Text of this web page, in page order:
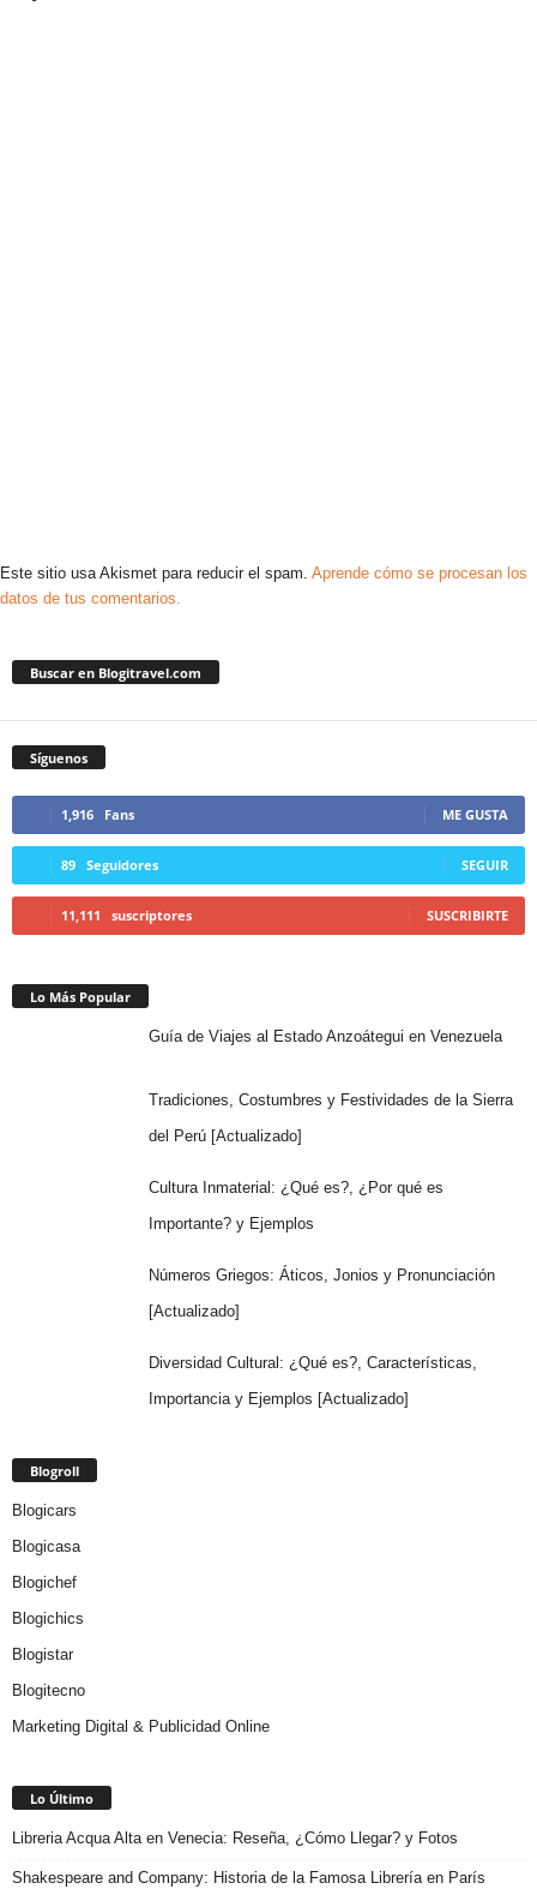
Este sitio usa Akismet para reducir el spam. Aprende cómo se procesan los
datos de tus comentarios.
Buscar en Blogitravel.com
Síguenos
1,916 Fans ME GUSTA
89 Seguidores SEGUIR
11,111 suscriptores SUSCRIBIRTE
Lo Más Popular
Guía de Viajes al Estado Anzoátegui en Venezuela
Tradiciones, Costumbres y Festividades de la Sierra
del Perú [Actualizado]
Cultura Inmaterial: ¿Qué es?, ¿Por qué es
Importante? y Ejemplos
Números Griegos: Áticos, Jonios y Pronunciación
[Actualizado]
Diversidad Cultural: ¿Qué es?, Características,
Importancia y Ejemplos [Actualizado]
Blogroll
Blogicars
Blogicasa
Blogichef
Blogichics
Blogistar
Blogitecno
Marketing Digital & Publicidad Online
Lo Último
Libreria Acqua Alta en Venecia: Reseña, ¿Cómo Llegar? y Fotos
Shakespeare and Company: Historia de la Famosa Librería en París